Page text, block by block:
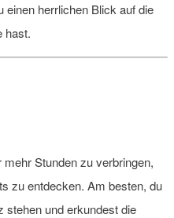
einen herrlichen Blick auf die
hast.
Stunden zu verbringen,
zu entdecken. Am besten, du
stehen und erkundest die